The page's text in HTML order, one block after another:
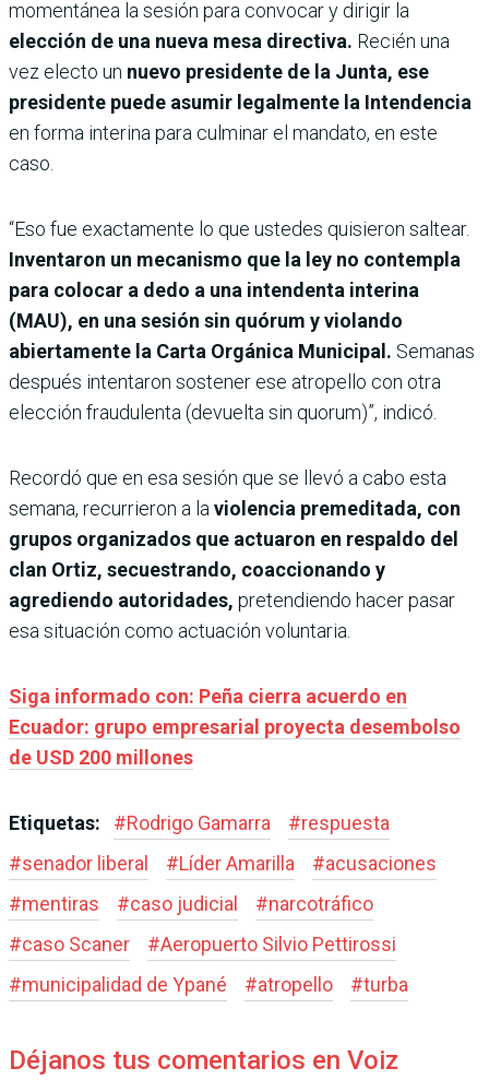
momentánea la sesión para convocar y dirigir la
elección de una nueva mesa directiva. Recién una
vez electo un nuevo presidente de la Junta, ese
presidente puede asumir legalmente la Intendencia
en forma interina para culminar el mandato, en este
caso.
“Eso fue exactamente lo que ustedes quisieron saltear.
Inventaron un mecanismo que la ley no contempla
para colocar a dedo a una intendenta interina
(MAU), en una sesión sin quórum y violando
abiertamente la Carta Orgánica Municipal. Semanas
después intentaron sostener ese atropello con otra
elección fraudulenta (devuelta sin quorum)”, indicó.
Recordó que en esa sesión que se llevó a cabo esta
semana, recurrieron a la violencia premeditada, con
grupos organizados que actuaron en respaldo del
clan Ortiz, secuestrando, coaccionando y
agrediendo autoridades, pretendiendo hacer pasar
esa situación como actuación voluntaria.
Siga informado con: Peña cierra acuerdo en
Ecuador: grupo empresarial proyecta desembolso
de USD 200 millones
Etiquetas: #Rodrigo Gamarra #respuesta
#senador liberal #Líder Amarilla #acusaciones
#mentiras #caso judicial #narcotráfico
#caso Scaner #Aeropuerto Silvio Pettirossi
#municipalidad de Ypané #atropello #turba
Déjanos tus comentarios en Voiz